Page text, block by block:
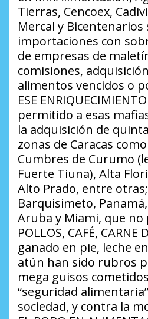
Tierras, Cencoex,
Mercal y
importaciones con
de empresas de
comisiones,
alimentos vencidos o
ESE
permitido a esas
la adquisición de
zonas de Caracas
Cumbres de Curumo
Fuerte Tiuna), Alta
Alto Prado, entre
Barquisimeto,
Aruba y Miami, que
POLLOS, CAFÉ, CARNE
ganado en pie, leche
atún han sido rubros
mega guisos
“seguridad
sociedad, y contra la